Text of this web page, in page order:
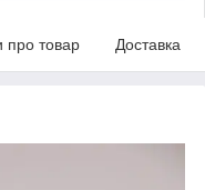
про товар Доставка